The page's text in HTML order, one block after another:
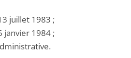
juillet 1983 ;
janvier 1984 ;